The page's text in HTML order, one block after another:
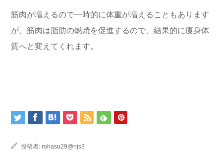
筋肉が増えるので一時的に体重が増えることもあります
が、筋肉は脂肪の燃焼を促進するので、結果的に痩身体
質へと変えてくれます。
投稿者: rohasu29@njs3